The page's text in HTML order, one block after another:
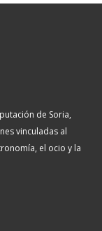
de Soria,
vinculadas al
el ocio y la